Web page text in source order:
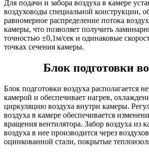
Для подачи и забора воздуха в камере
воздуховоды специальной конструкции,
равномерное распределение потока
камеры, что позволяет получить
точностью ±0,1м/сек и одинаковые
точках сечения камеры.
Блок подготовки
Блок подготовки воздуха располагается
камерой и обеспечивает нагрев,
циркуляцию воздуха внутри камеры.
воздуха в камере обеспечивается
вращения вентилятора. Забор воздуха из
воздуха в нее производится через
оцинкованной стали, покрытые